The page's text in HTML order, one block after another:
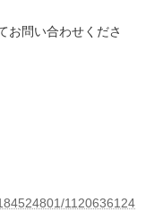
お問い合わせくださ
1120636124